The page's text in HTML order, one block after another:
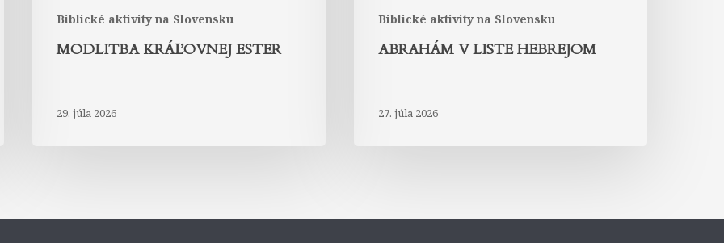
Biblické aktivity na Slovensku
MODLITBA KRÁĽOVNEJ ESTER
29. júla 2026
Biblické aktivity na Slovensku
ABRAHÁM V LISTE HEBREJOM
27. júla 2026